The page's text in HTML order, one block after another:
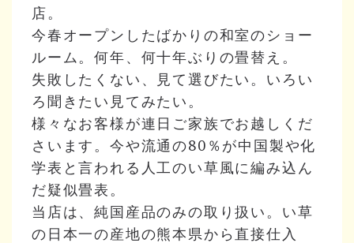
店。
今春オープンしたばかりの和室のショー
ルーム。何年、何十年ぶりの畳替え。
失敗したくない、見て選びたい。いろい
ろ聞きたい見てみたい。
様々なお客様が連日ご家族でお越しくだ
さいます。今や流通の80％が中国製や化
学表と言われる人工のい草風に編み込ん
だ疑似畳表。
当店は、純国産品のみの取り扱い。い草
の日本一の産地の熊本県から直接仕入